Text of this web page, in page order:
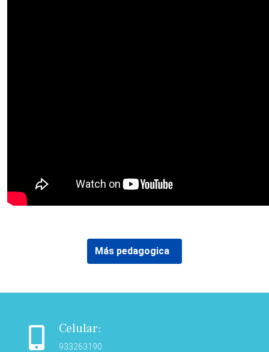
Más pedagogica
Celular:
933263190